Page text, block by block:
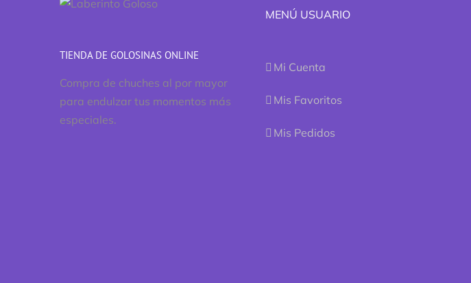
TIENDA DE GOLOSINAS ONLINE
Compra de chuches al por mayor
para endulzar tus momentos más
especiales.
MENÚ USUARIO
Mi Cuenta
Mis Favoritos
Mis Pedidos